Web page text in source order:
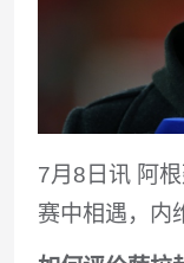
7月8日讯 阿
赛中相遇，内